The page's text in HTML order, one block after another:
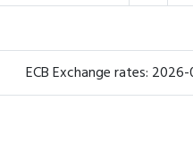
ECB Exchange rates: 2026-